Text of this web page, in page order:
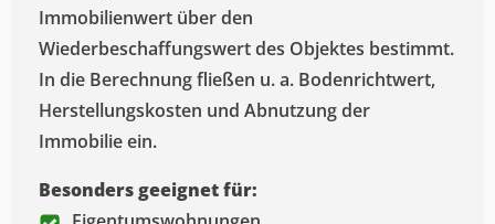
Immobilienwert über den
Wiederbeschaffungswert des Objektes bestimmt.
In die Berechnung fließen u. a. Bodenrichtwert,
Herstellungskosten und Abnutzung der
Immobilie ein.
Besonders geeignet für: